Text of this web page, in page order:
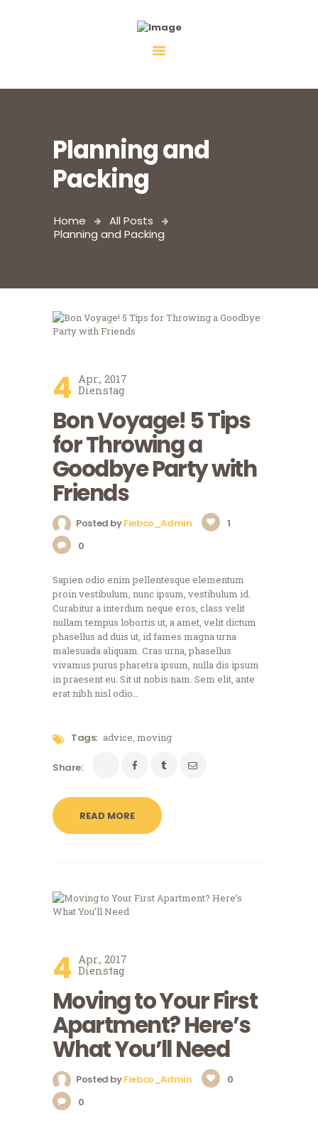
Planning and
Packing
Home
All Posts
Planning and Packing
Fiebco-Group
All services in one place
4 Apr., 2017
Dienstag
Bon Voyage! 5 Tips
for Throwing a
Goodbye Party with
Friends
Posted byFiebco_Admin
1
0
Sapien odio enim pellentesque elementum
proin vestibulum, nunc ipsum, vestibulum id.
Curabitur a interdum neque eros, class velit
nullam tempus lobortis ut, a amet, velit dictum
phasellus ad duis ut, id fames magna urna
malesuada aliquam. Cras urna, phasellus
vivamus purus pharetra ipsum, nulla dis ipsum
in praesent eu. Sit ut nobis nam. Sem elit, ante
erat nibh nisl odio…
Tags: advice,moving
Share:
READ MORE
4 Apr., 2017
Dienstag
Moving to Your First
Apartment? Here’s
What You’ll Need
Posted byFiebco_Admin
0
0